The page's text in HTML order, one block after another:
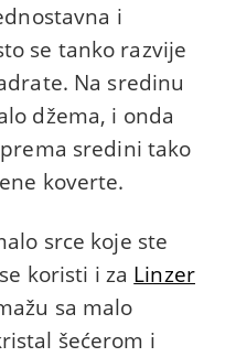
i
se tanko razvije
Na sredinu
džema, i onda
sredini tako
koverte.
srce koje ste
koristi i za Linzer
sa malo
šećerom i